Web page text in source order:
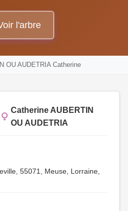
l'arbre
OU AUDETRIA Catherine
Catherine AUBERTIN
OU AUDETRIA
55071, Meuse, Lorraine,